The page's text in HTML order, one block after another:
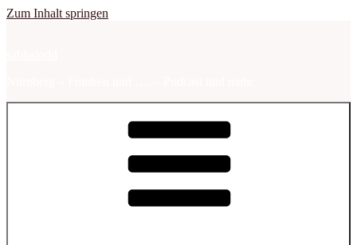
Zum Inhalt springen